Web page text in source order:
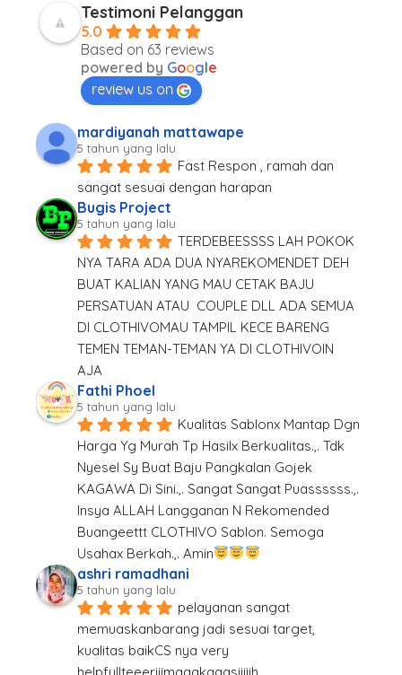
Testimoni Pelanggan
5.0
Based on 63 reviews
powered by Google
review us on
mardiyanah mattawape
5 tahun yang lalu
Fast Respon , ramah dan
sangat sesuai dengan harapan
Bugis Project
5 tahun yang lalu
TERDEBEESSSS LAH POKOK
NYA TARA ADA DUA NYAREKOMENDET DEH
BUAT KALIAN YANG MAU CETAK BAJU
PERSATUAN ATAU  COUPLE DLL ADA SEMUA
DI CLOTHIVOMAU TAMPIL KECE BARENG
TEMEN TEMAN-TEMAN YA DI CLOTHIVOIN
AJA
Fathi Phoel
5 tahun yang lalu
Kualitas Sablonx Mantap Dgn
Harga Yg Murah Tp Hasilx Berkualitas.,. Tdk
Nyesel Sy Buat Baju Pangkalan Gojek
KAGAWA Di Sini.,. Sangat Sangat Puassssss.,.
Insya ALLAH Langganan N Rekomended
Buangeettt CLOTHIVO Sablon. Semoga
Usahax Berkah.,. Amin
ashri ramadhani
5 tahun yang lalu
pelayanan sangat
memuaskanbarang jadi sesuai target,
kualitas baikCS nya very